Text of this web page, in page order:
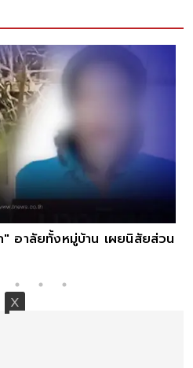
" อาลัยทั้งหมู่บ้าน เผยนิสัยส่วน